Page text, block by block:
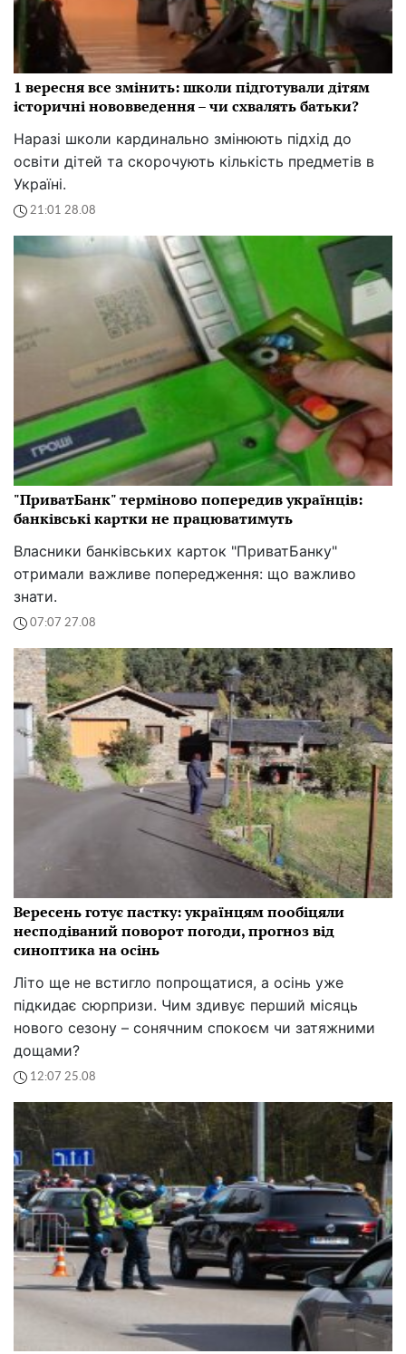
1 вересня все змінить: школи підготували дітям
історичні нововведення – чи схвалять батьки?
Наразі школи кардинально змінюють підхід до
освіти дітей та скорочують кількість предметів в
Україні.
21:01 28.08
"ПриватБанк" терміново попередив українців:
банківські картки не працюватимуть
Власники банківських карток "ПриватБанку"
отримали важливе попередження: що важливо
знати.
07:07 27.08
Вересень готує пастку: українцям пообіцяли
несподіваний поворот погоди, прогноз від
синоптика на осінь
Літо ще не встигло попрощатися, а осінь уже
підкидає сюрпризи. Чим здивує перший місяць
нового сезону – сонячним спокоєм чи затяжними
дощами?
12:07 25.08